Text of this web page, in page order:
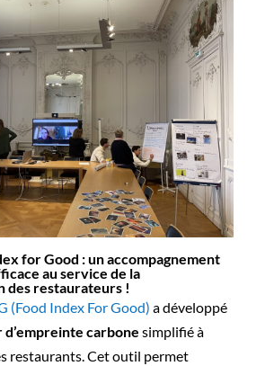
for Good : un accompagnement
au service de la
des restaurateurs !
(Food Index For Good) a développé
carbone simplifié à
restaurants. Cet outil permet